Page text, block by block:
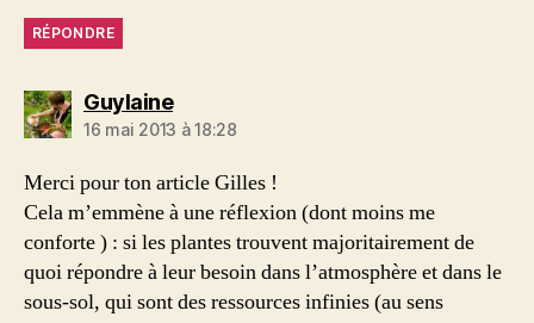
RÉPONDRE
Guylainedit :
16 mai 2013 à 18:28
Merci pour ton article Gilles !
Cela m’emmène à une réflexion (dont moins me
conforte ) : si les plantes trouvent majoritairement de
quoi répondre à leur besoin dans l’atmosphère et dans le
sous-sol, qui sont des ressources infinies (au sens